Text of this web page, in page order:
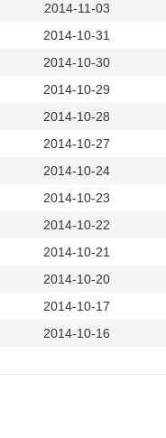
2014-11-03
2014-10-31
2014-10-30
2014-10-29
2014-10-28
2014-10-27
2014-10-24
2014-10-23
2014-10-22
2014-10-21
2014-10-20
2014-10-17
2014-10-16